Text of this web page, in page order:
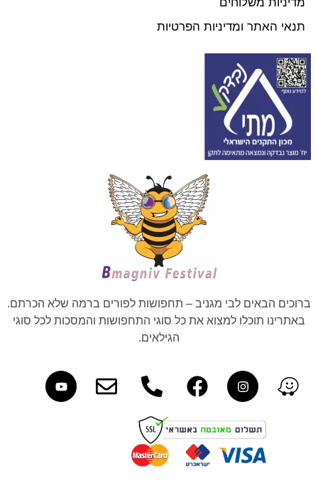
תנאי האתר ומדיניות הפרטיות
ברוכים הבאים לבי מגניב – תחפושות לפורים ברמה שלא הכרתם.
באתרינו תוכלו למצוא את כל סוגי התחפושות והמסכות לכל סוגי
הגילאים.